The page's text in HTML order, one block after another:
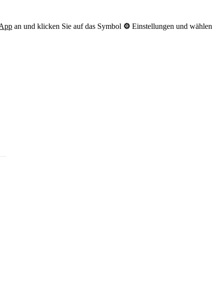
an und klicken Sie auf das Symbol ⚙ Einstellungen und wählen